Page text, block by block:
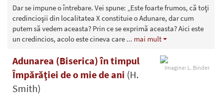
Dar se impune o întrebare. Vei spune: „Este foarte frumos, că toţi
credincioşii din localitatea X constituie o Adunare, dar cum
putem să vedem aceasta? Prin ce se exprimă aceasta? Aici este
un credincios, acolo este cineva care ... mai mult
Imagine: L. Binder
Adunarea (Biserica) în timpul
Împărăţiei de o mie de ani (H.
Smith)